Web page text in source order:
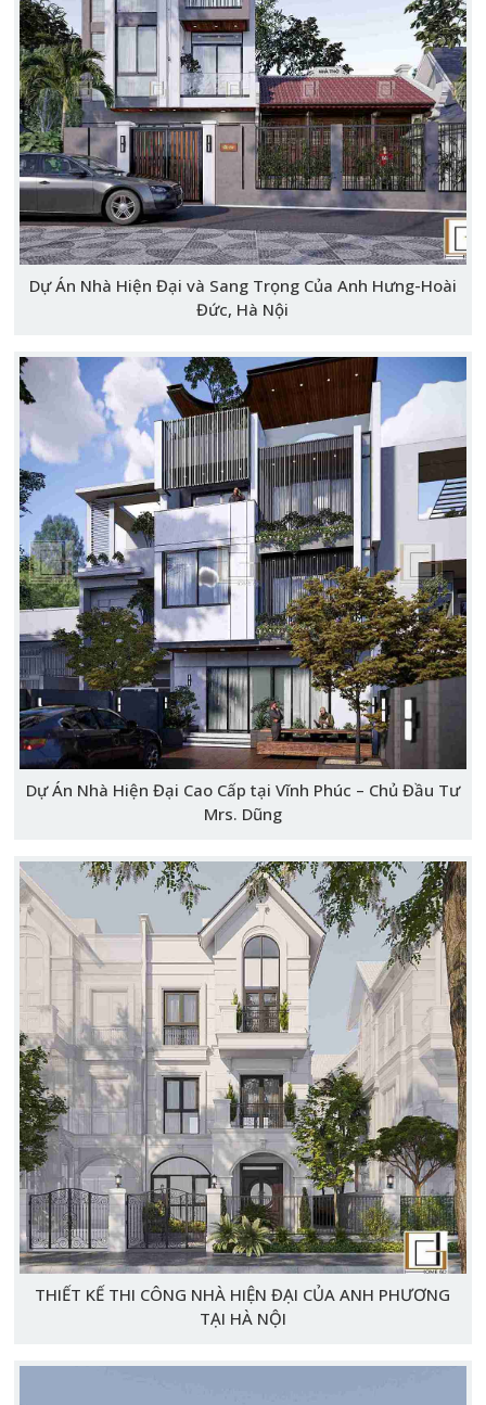
Dự Án Nhà Hiện Đại và Sang Trọng Của Anh Hưng-Hoài
Đức, Hà Nội
Dự Án Nhà Hiện Đại Cao Cấp tại Vĩnh Phúc – Chủ Đầu Tư
Mrs. Dũng
THIẾT KẾ THI CÔNG NHÀ HIỆN ĐẠI CỦA ANH PHƯƠNG
TẠI HÀ NỘI